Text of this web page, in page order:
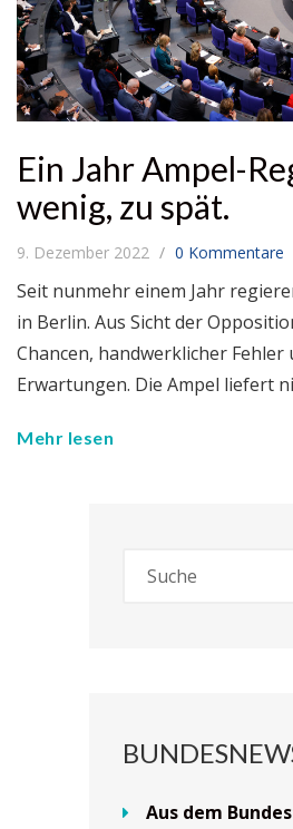
Ein Jahr Ampel-
wenig, zu spät.
9. Dezember 2022 0 Kommentare
Seit nunmehr einem Jahr
in Berlin. Aus Sicht der
Chancen, handwerklicher
Erwartungen. Die Ampel liefert
Mehr lesen
Aus dem